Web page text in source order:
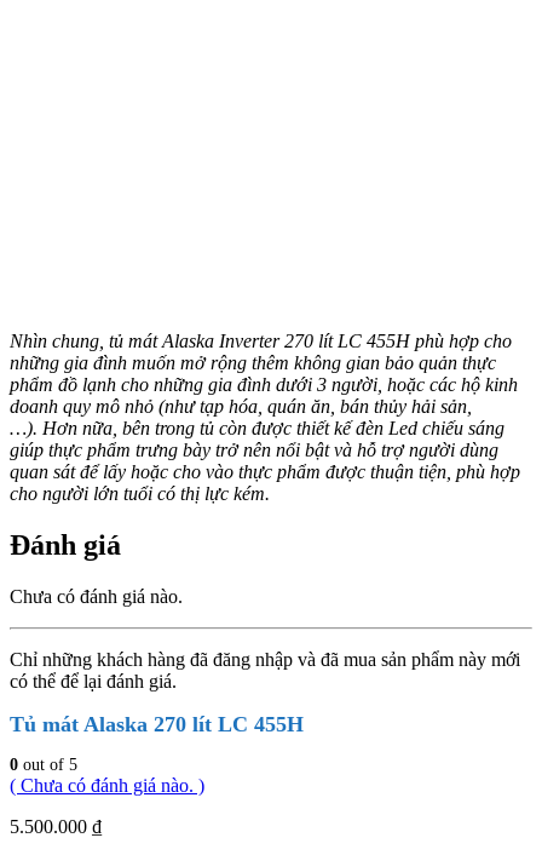
Nhìn chung, tủ mát Alaska Inverter 270 lít LC 455H phù hợp cho
những gia đình muốn mở rộng thêm không gian bảo quản thực
phẩm đồ lạnh cho những gia đình dưới 3 người, hoặc các hộ kinh
doanh quy mô nhỏ (như tạp hóa, quán ăn, bán thủy hải sản,
…). Hơn nữa, bên trong tủ còn được thiết kế đèn Led chiếu sáng
giúp thực phẩm trưng bày trở nên nổi bật và hỗ trợ người dùng
quan sát để lấy hoặc cho vào thực phẩm được thuận tiện, phù hợp
cho người lớn tuổi có thị lực kém.
Đánh giá
Chưa có đánh giá nào.
Chỉ những khách hàng đã đăng nhập và đã mua sản phẩm này mới
có thể để lại đánh giá.
Tủ mát Alaska 270 lít LC 455H
0 out of 5
( Chưa có đánh giá nào. )
5.500.000 ₫